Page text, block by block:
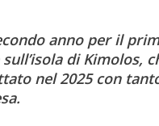
anno per il
di Kimolos,
nel 2025 con